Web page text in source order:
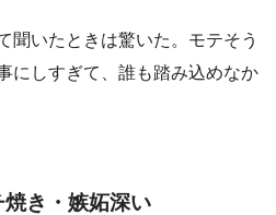
聞いたときは驚いた。モテそう
にしすぎて、誰も踏み込めなか
き・嫉妬深い